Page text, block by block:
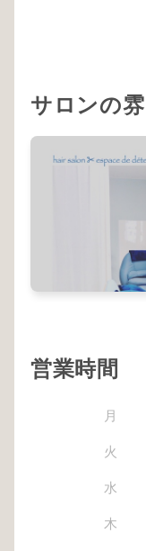
サロンの
営業時間
月
火
水
木